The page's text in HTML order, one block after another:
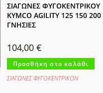
ΣΙΑΓΩΝΕΣ ΦΥΓΟΚΕΝΤΡΙΚΟΥ
KYMCO AGILITY 125 150 200
ΓΝΗΣΙΕΣ
104,00 €
Προσθήκη στο καλάθι
ΣΙΑΓΩΝΕΣ ΦΥΓΟΚΕΝΤΡΙΚΟΝ